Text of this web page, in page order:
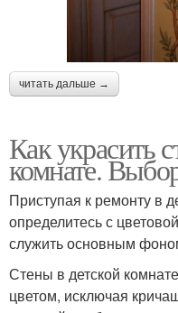
читать дальше →
Как украсить
комнате.
Приступая к ремонту в
определитесь с
служить основным
Стены в детской
цветом, исключая